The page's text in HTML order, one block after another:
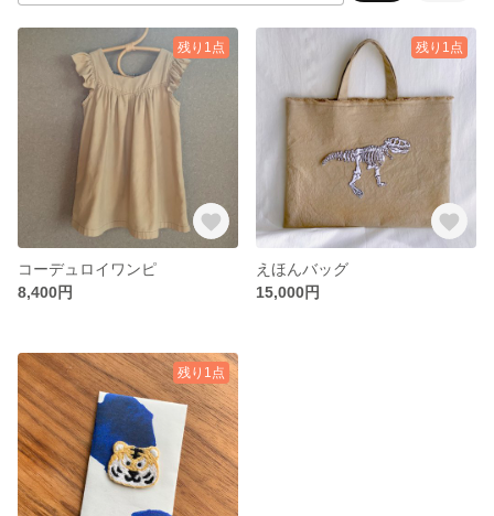
残り1点
コーデュロイワンピ
8,400円
残り1点
えほんバッグ
15,000円
残り1点